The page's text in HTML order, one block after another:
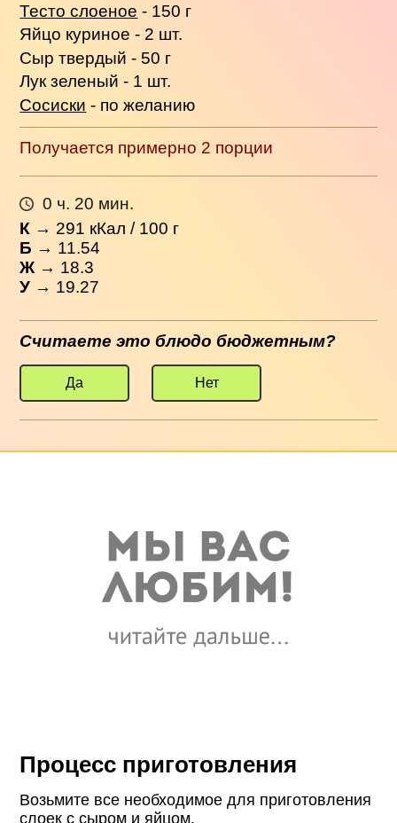
Тесто слоеное - 150 г
Яйцо куриное - 2 шт.
Сыр твердый - 50 г
Лук зеленый - 1 шт.
Сосиски - по желанию
Получается примерно 2 порции
0 ч. 20 мин.
К → 291 кКал / 100 г
Б → 11.54
Ж → 18.3
У → 19.27
Считаете это блюдо бюджетным?
Да Нет
Процесс приготовления
Возьмите все необходимое для приготовления
слоек с сыром и яйцом.